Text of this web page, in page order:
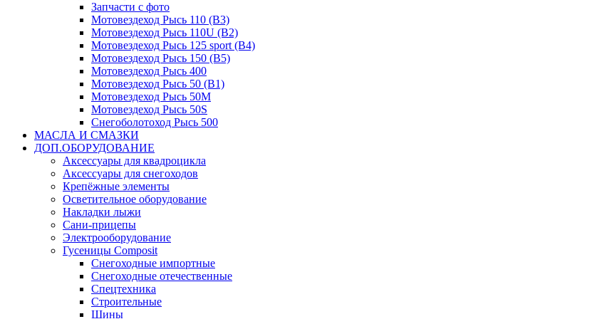
Запчасти с фото
Мотовездеход Рысь 110 (B3)
Мотовездеход Рысь 110U (B2)
Мотовездеход Рысь 125 sport (B4)
Мотовездеход Рысь 150 (B5)
Мотовездеход Рысь 400
Мотовездеход Рысь 50 (B1)
Мотовездеход Рысь 50M
Мотовездеход Рысь 50S
Снегоболотоход Рысь 500
МАСЛА И СМАЗКИ
ДОП.ОБОРУДОВАНИЕ
Аксессуары для квадроцикла
Аксессуары для снегоходов
Крепёжные элементы
Осветительное оборудование
Накладки лыжи
Сани-прицепы
Электрооборудование
Гусеницы Composit
Снегоходные импортные
Снегоходные отечественные
Спецтехника
Строительные
Шины